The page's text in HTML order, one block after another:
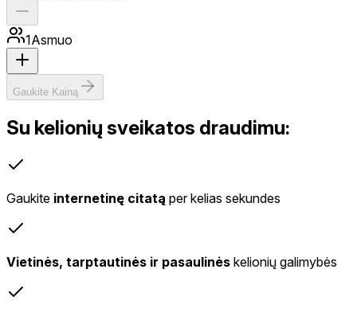
1Asmuo
Gaukite Kainą
Su kelionių sveikatos draudimu:
Gaukite internetinę citatą per kelias sekundes
Vietinės, tarptautinės ir pasaulinės kelionių galimybės